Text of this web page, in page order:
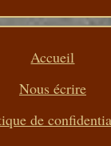
Accueil
Nous écrire
de